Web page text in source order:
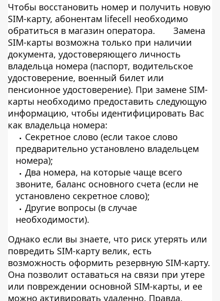
Чтобы восстановить номер и получить новую
SIM-карту, абонентам lifecell необходимо
обратиться в магазин оператора.
Замена
SIM-карты возможна только при наличии
документа, удостоверяющего личность
владельца номера (паспорт, водительское
удостоверение, военный билет или
пенсионное удостоверение). При замене SIM-
карты необходимо предоставить следующую
информацию, чтобы идентифицировать Вас
как владельца номера:
Секретное слово (если такое слово
предварительно установлено владельцем
номера);
Два номера, на которые чаще всего
звоните, баланс основного счета (если не
установлено секретное слово);
Другие вопросы (в случае
необходимости).
Однако если вы знаете, что риск утерять или
повредить SIM-карту велик, есть
возможность оформить резервную SIM-карту.
Она позволит оставаться на связи при утере
или повреждении основной SIM-карты, и ее
можно активировать удаленно. Правда,